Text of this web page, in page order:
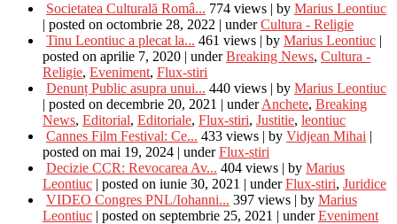
Societatea Culturală Româ... 774 views | by Marius Leontiuc
| posted on octombrie 28, 2022 | underCultura - Religie
Tinu Leontiuc a plecat la... 461 views | by Marius Leontiuc |
posted on aprilie 7, 2020 | underBreaking News, Cultura -
Religie, Eveniment, Flux-stiri
Denunț Public asupra unui... 440 views | by Marius Leontiuc
| posted on decembrie 20, 2021 | underAnchete, Breaking
News, Editorial, Editoriale, Flux-stiri, Justitie, leontiuc
Cannes Film Festival: Ce... 433 views | by Vidjean Mihai |
posted on mai 19, 2024 | underFlux-stiri
Decizie CCR: Revocarea Av... 404 views | by Marius
Leontiuc | posted on iunie 30, 2021 | underFlux-stiri, Juridice
VIDEO Congres PNL/Iohanni... 397 views | by Marius
Leontiuc | posted on septembrie 25, 2021 | underEveniment